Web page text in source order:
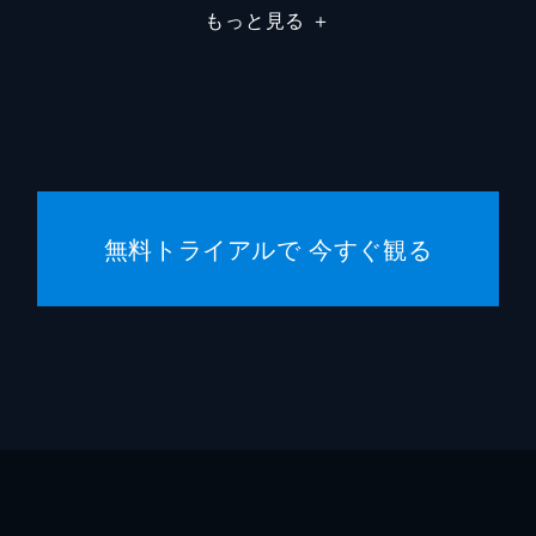
もっと見る ＋
無料トライアルで 今すぐ観る